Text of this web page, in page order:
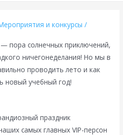
и конкурсы /
пора солнечных приключений,
ничегонеделания! Но мы в
проводить лето и как
новый учебный год!
праздник
самых главных VIP-персон